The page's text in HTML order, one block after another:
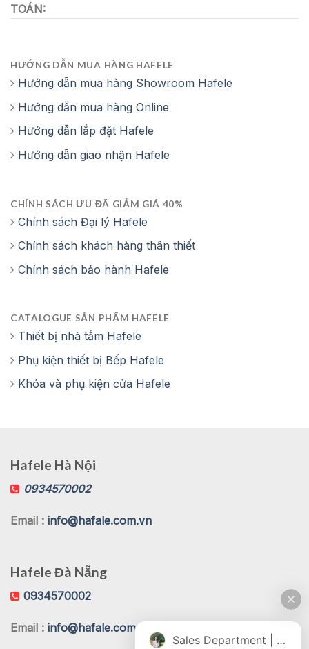
TOÁN:
HƯỚNG DẪN MUA HÀNG HAFELE
Hướng dẫn mua hàng Showroom Hafele
Hướng dẫn mua hàng Online
Hướng dẫn lắp đặt Hafele
Hướng dẫn giao nhận Hafele
CHÍNH SÁCH ƯU ĐÃ GIẢM GIÁ 40%
Chính sách Đại lý Hafele
Chính sách khách hàng thân thiết
Chính sách bảo hành Hafele
CATALOGUE SẢN PHẨM HAFELE
Thiết bị nhà tắm Hafele
Phụ kiện thiết bị Bếp Hafele
Khóa và phụ kiện cửa Hafele
Hafele Hà Nội
0934570002
Email : info@hafale.com.vn
Hafele Đà Nẵng
0934570002
Email : info@hafale.com.vn
Sales Department | Chat online